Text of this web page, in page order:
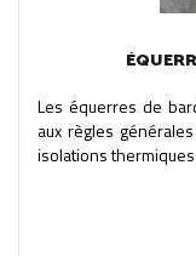
Les équerres de
aux règles
isolations thermiques